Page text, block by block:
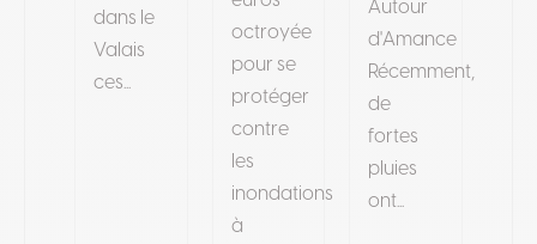
dans le
Valais
ces...
octroyée
pour se
protéger
contre
les
inondations
à
Autour
d'Amance
Récemment,
de
fortes
pluies
ont...